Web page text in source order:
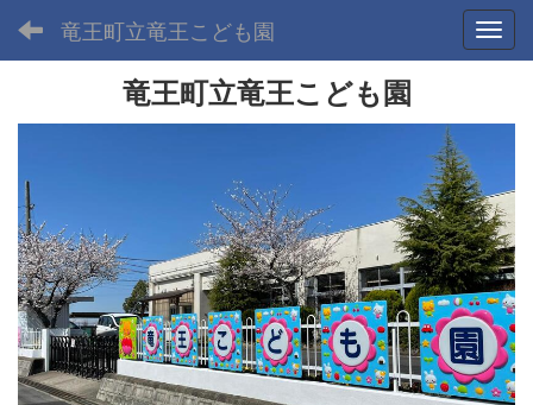
竜王町立竜王こども園
竜王町立竜王こども園